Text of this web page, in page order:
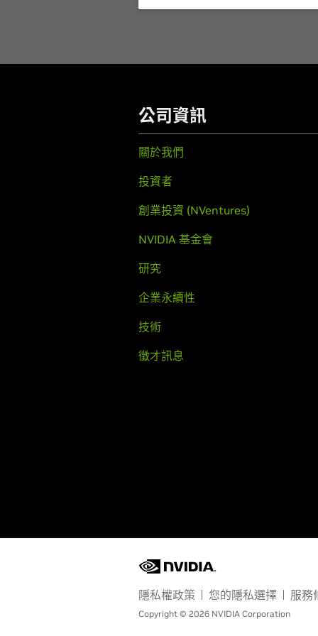
公司資訊
關於我們
投資者
創業投資 (NVentures)
NVIDIA 基金會
研究
企業永續性
技術
徵才訊息
隱私權政策 您的隱私選擇 服務
Copyright © 2026 NVIDIA Corporation